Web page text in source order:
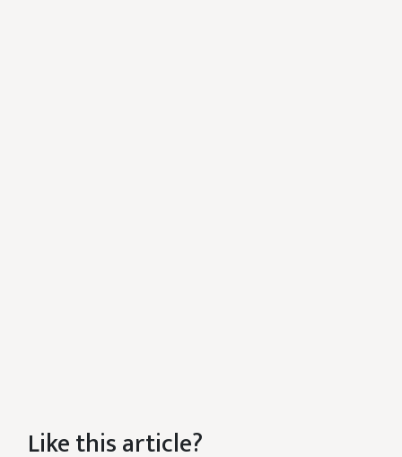
Like this article?